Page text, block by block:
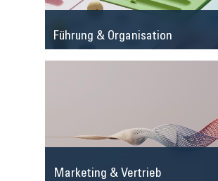
Führung & Organisation
Marketing & Vertrieb